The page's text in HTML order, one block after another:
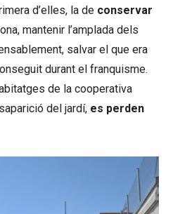
d’elles, la de conservar
mantenir l’amplada dels
salvar el que era
durant el franquisme.
de la cooperativa
del jardí, es perden